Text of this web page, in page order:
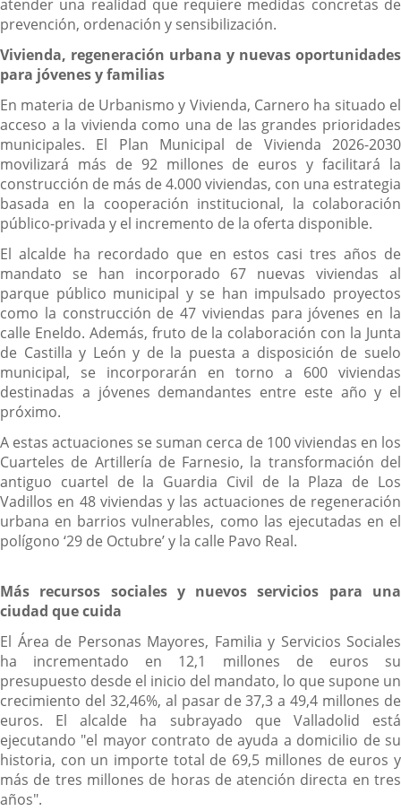
atender una realidad que requiere medidas concretas de
prevención, ordenación y sensibilización.
Vivienda, regeneración urbana y nuevas oportunidades
para jóvenes y familias
En materia de Urbanismo y Vivienda, Carnero ha situado el
acceso a la vivienda como una de las grandes prioridades
municipales. El Plan Municipal de Vivienda 2026-2030
movilizará más de 92 millones de euros y facilitará la
construcción de más de 4.000 viviendas, con una estrategia
basada en la cooperación institucional, la colaboración
público-privada y el incremento de la oferta disponible.
El alcalde ha recordado que en estos casi tres años de
mandato se han incorporado 67 nuevas viviendas al
parque público municipal y se han impulsado proyectos
como la construcción de 47 viviendas para jóvenes en la
calle Eneldo. Además, fruto de la colaboración con la Junta
de Castilla y León y de la puesta a disposición de suelo
municipal, se incorporarán en torno a 600 viviendas
destinadas a jóvenes demandantes entre este año y el
próximo.
A estas actuaciones se suman cerca de 100 viviendas en los
Cuarteles de Artillería de Farnesio, la transformación del
antiguo cuartel de la Guardia Civil de la Plaza de Los
Vadillos en 48 viviendas y las actuaciones de regeneración
urbana en barrios vulnerables, como las ejecutadas en el
polígono ‘29 de Octubre’ y la calle Pavo Real.
Más recursos sociales y nuevos servicios para una
ciudad que cuida
El Área de Personas Mayores, Familia y Servicios Sociales
ha incrementado en 12,1 millones de euros su
presupuesto desde el inicio del mandato, lo que supone un
crecimiento del 32,46%, al pasar de 37,3 a 49,4 millones de
euros. El alcalde ha subrayado que Valladolid está
ejecutando "el mayor contrato de ayuda a domicilio de su
historia, con un importe total de 69,5 millones de euros y
más de tres millones de horas de atención directa en tres
años".